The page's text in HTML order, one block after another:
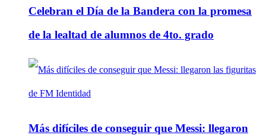
Celebran el Día de la Bandera con la promesa
de la lealtad de alumnos de 4to. grado
Más difíciles de conseguir que Messi: llegaron